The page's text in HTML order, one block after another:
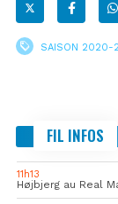
SAISON 2020-
FIL INFOS
11h13
Højbjerg au Real